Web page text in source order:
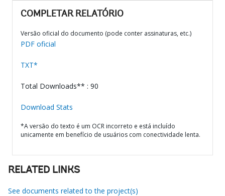
COMPLETAR RELATÓRIO
Versão oficial do documento (pode conter assinaturas, etc.)
PDF oficial
TXT*
Total Downloads** : 90
Download Stats
*A versão do texto é um OCR incorreto e está incluído
unicamente em benefício de usuários com conectividade lenta.
RELATED LINKS
See documents related to the project(s)